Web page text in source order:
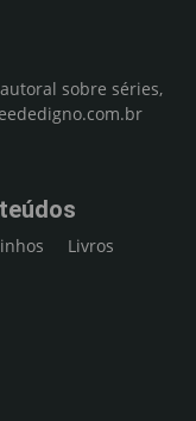
sobre séries,
Livros